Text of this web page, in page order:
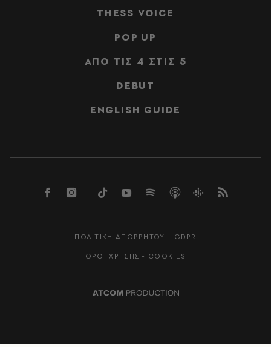
THESS VOICE
POP UP
ΑΠΟ ΤΙΣ 4 ΣΤΙΣ 5
DEBUT
ENGLISH GUIDE
ΠΟΛΙΤΙΚΗ ΑΠΟΡΡΗΤΟΥ - GDPR
ΟΡΟΙ ΧΡΗΣΗΣ - COOKIES